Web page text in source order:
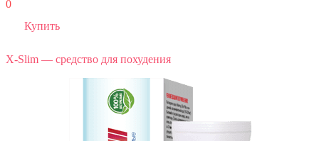
0
Купить
X-Slim — средство для похудения